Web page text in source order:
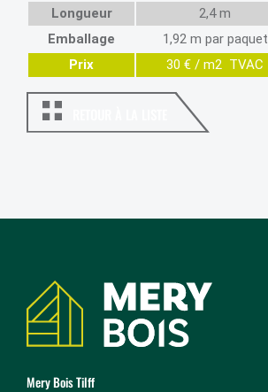
Longueur
2,4 m
Emballage
1,92 m par paquet
Prix
30 € / m2 TVAC
Coordonnées
Mery Bois Tilff